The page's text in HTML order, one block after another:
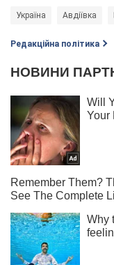
Україна Авдіївка
Редакційна політика